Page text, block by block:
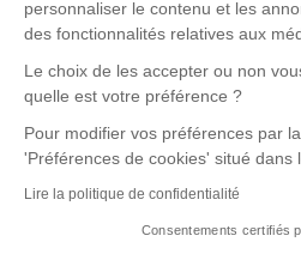
personnaliser le contenu et les
des fonctionnalités relatives aux
Le choix de les accepter ou non
quelle est votre préférence ?
Pour modifier vos préférences par
'Préférences de cookies' situé dans
Lire la politique de confidentialité
Consentements certifiés